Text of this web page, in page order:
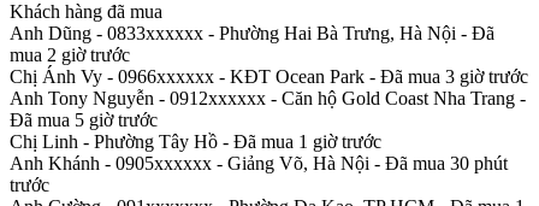
Khách hàng đã mua
Anh Dũng - 0833xxxxxx - Phường Hai Bà Trưng, Hà Nội - Đã
mua 2 giờ trước
Chị Ánh Vy - 0966xxxxxx - KĐT Ocean Park - Đã mua 3 giờ trước
Anh Tony Nguyễn - 0912xxxxxx - Căn hộ Gold Coast Nha Trang -
Đã mua 5 giờ trước
Chị Linh - Phường Tây Hồ - Đã mua 1 giờ trước
Anh Khánh - 0905xxxxxx - Giảng Võ, Hà Nội - Đã mua 30 phút
trước